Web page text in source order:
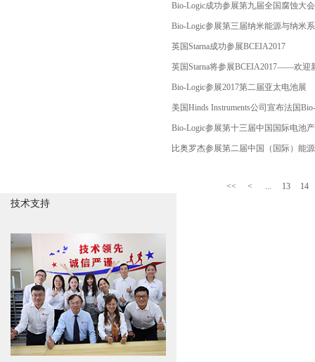
Bio-Logic成功参展第九届全国腐蚀大会
Bio-Logic参展第三届纳米能源与纳米
英国Starna成功参展BCEIA2017
英国Starna将参展BCEIA2017——欢迎
Bio-Logic参展2017第二届亚太电池展
美国Hinds Instruments公司宣布法国
Bio-Logic参展第十三届中国国际电池
比奥罗杰参展第二届中国（国际）能
<< < ... 13 14
技术支持